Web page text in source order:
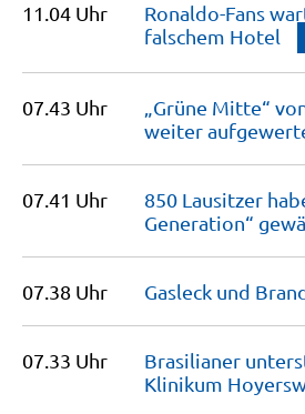
11.04 Uhr
Ronaldo-Fans
falschem Hotel
07.43 Uhr
„Grüne Mitte“
weiter
07.41 Uhr
850 Lausitzer
Generation“
07.38 Uhr Gasleck und
07.33 Uhr
Brasilianer
Klinikum